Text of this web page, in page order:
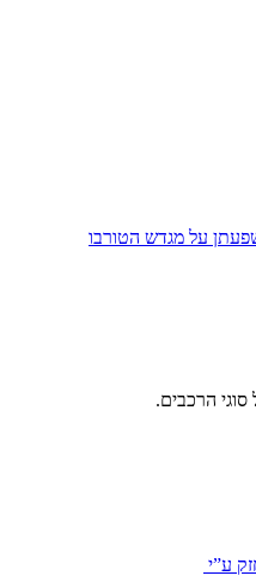
על מגדש הטורבו
סוגי הרכבים.
ע”י